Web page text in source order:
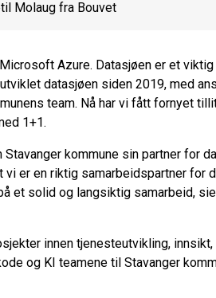
Molaug fra Bouvet
Azure. Datasjøen er et
datasjøen siden 2019, med
team. Nå har vi fått fornyet
1+1.
kommune sin partner for
vi er en riktig samarbeidspartner for
et solid og langsiktig samarbeid,
innen tjenesteutvikling,
og KI teamene til Stavanger